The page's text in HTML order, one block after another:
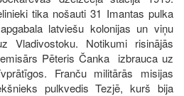
tika nošauti 31 Imantas pulka
latviešu kolonijas un viņu
Vladivostoku. Notikumi risinājās
Pēteris Čanka izbrauca uz
Franču militārās misijas
pulkvedis Tezjē, kurš bija